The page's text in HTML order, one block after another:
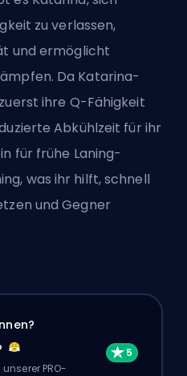
zu verlassen,
und ermöglicht
Da Katarina-
ihre Q-Fähigkeit
Abkühlzeit für ihr
für frühe Laning-
was ihr hilft, schnell
und Gegner
PRO-